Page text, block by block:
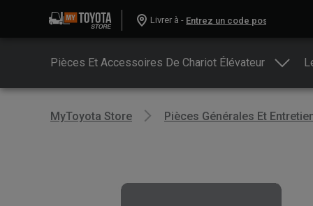
Livrer à -
Pièces Et Accessoires De Chariot Élévateur
MyToyota Store Pièces Générales Et